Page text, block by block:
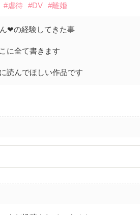
#虐待 #DV #離婚
❤︎の経験してきた事
に全て書きます
読んでほしい作品です